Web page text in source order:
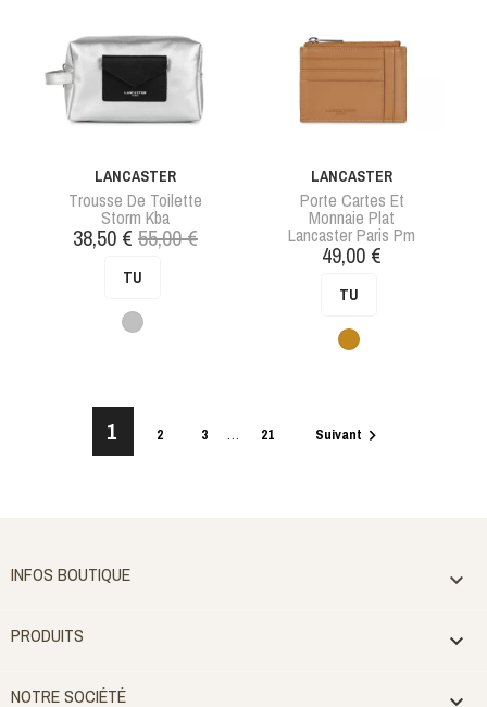
LANCASTER
Trousse De Toilette
Storm Kba
Prix
38,50 € Prix
base
55,00 €
TU
Argent
LANCASTER
Porte Cartes Et
Monnaie Plat
Lancaster Paris Pm
Prix
49,00 €
TU
Camel
1 2 3 … 21 Suivant 
INFOS BOUTIQUE 
PRODUITS 
NOTRE SOCIÉTÉ